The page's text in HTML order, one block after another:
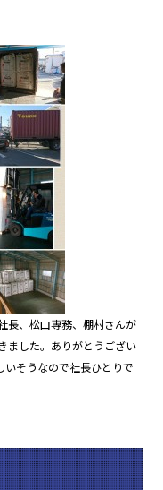
長、松山専務、棚村さんが
ました。ありがとうござい
そうなので社長ひとりで